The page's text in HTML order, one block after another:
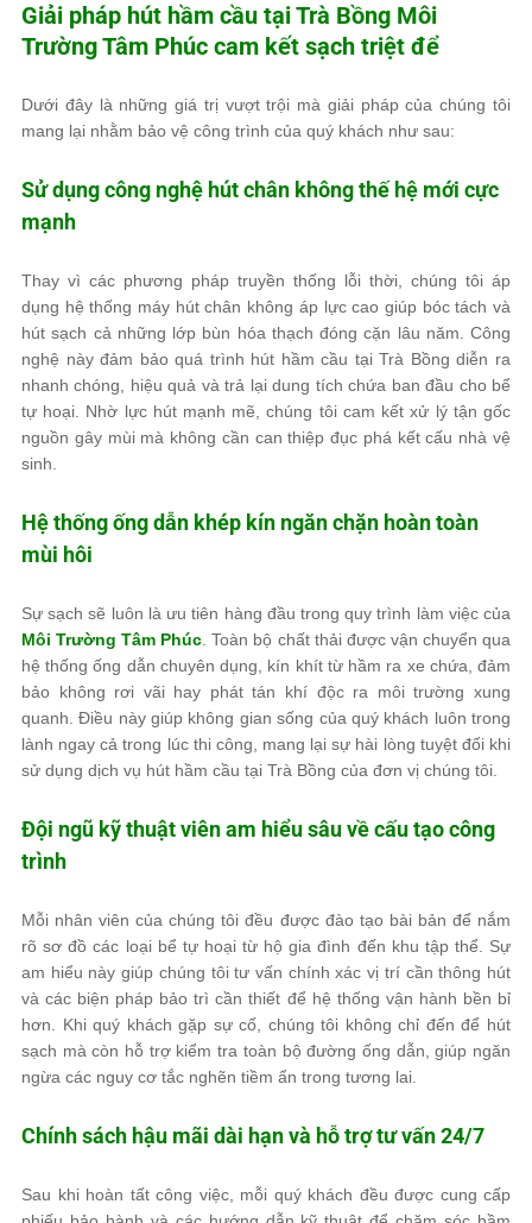
Giải pháp hút hầm cầu tại Trà Bồng Môi
Trường Tâm Phúc cam kết sạch triệt để
Dưới đây là những giá trị vượt trội mà giải pháp của chúng tôi
mang lại nhằm bảo vệ công trình của quý khách như sau:
Sử dụng công nghệ hút chân không thế hệ mới cực
mạnh
Thay vì các phương pháp truyền thống lỗi thời, chúng tôi áp
dụng hệ thống máy hút chân không áp lực cao giúp bóc tách và
hút sạch cả những lớp bùn hóa thạch đóng cặn lâu năm. Công
nghệ này đảm bảo quá trình hút hầm cầu tại Trà Bồng diễn ra
nhanh chóng, hiệu quả và trả lại dung tích chứa ban đầu cho bể
tự hoại. Nhờ lực hút mạnh mẽ, chúng tôi cam kết xử lý tận gốc
nguồn gây mùi mà không cần can thiệp đục phá kết cấu nhà vệ
sinh.
Hệ thống ống dẫn khép kín ngăn chặn hoàn toàn
mùi hôi
Sự sạch sẽ luôn là ưu tiên hàng đầu trong quy trình làm việc của
Môi Trường Tâm Phúc . Toàn bộ chất thải được vận chuyển qua
hệ thống ống dẫn chuyên dụng, kín khít từ hầm ra xe chứa, đảm
bảo không rơi vãi hay phát tán khí độc ra môi trường xung
quanh. Điều này giúp không gian sống của quý khách luôn trong
lành ngay cả trong lúc thi công, mang lại sự hài lòng tuyệt đối khi
sử dụng dịch vụ hút hầm cầu tại Trà Bồng của đơn vị chúng tôi.
Đội ngũ kỹ thuật viên am hiểu sâu về cấu tạo công
trình
Mỗi nhân viên của chúng tôi đều được đào tạo bài bản để nắm
rõ sơ đồ các loại bể tự hoại từ hộ gia đình đến khu tập thể. Sự
am hiểu này giúp chúng tôi tư vấn chính xác vị trí cần thông hút
và các biện pháp bảo trì cần thiết để hệ thống vận hành bền bỉ
hơn. Khi quý khách gặp sự cố, chúng tôi không chỉ đến để hút
sạch mà còn hỗ trợ kiểm tra toàn bộ đường ống dẫn, giúp ngăn
ngừa các nguy cơ tắc nghẽn tiềm ẩn trong tương lai.
Chính sách hậu mãi dài hạn và hỗ trợ tư vấn 24/7
Sau khi hoàn tất công việc, mỗi quý khách đều được cung cấp